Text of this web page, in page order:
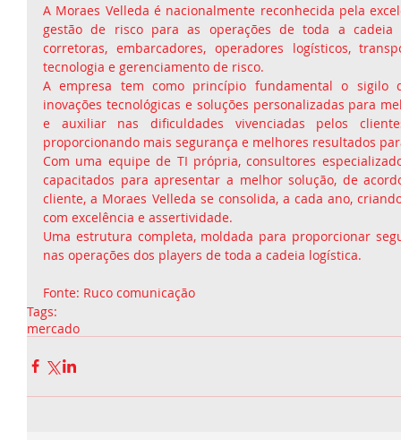
A Moraes Velleda é nacionalmente reconhecida pela
gestão de risco para as operações de toda a cadeia
corretoras, embarcadores, operadores logísticos,
tecnologia e gerenciamento de risco.
A empresa tem como princípio fundamental o sigilo
inovações tecnológicas e soluções personalizadas para
e auxiliar nas dificuldades vivenciadas pelos
proporcionando mais segurança e melhores resultados
Com uma equipe de TI própria, consultores
capacitados para apresentar a melhor solução, de
cliente, a Moraes Velleda se consolida, a cada ano,
com excelência e assertividade.
Uma estrutura completa, moldada para proporcionar
nas operações dos players de toda a cadeia logística.
Fonte: Ruco comunicação
Tags:
mercado